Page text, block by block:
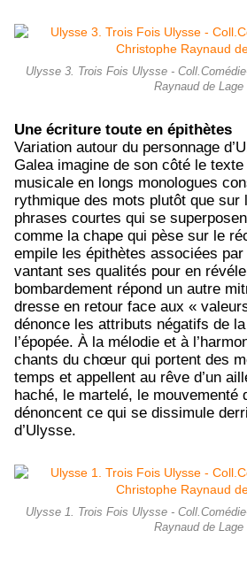
Ulysse 3. Trois Fois Ulysse -
Raynaud de Lage
Une écriture toute en épithètes
Variation autour du personnage
Galea imagine de son côté le
musicale en longs monologues
rythmique des mots plutôt que sur
phrases courtes qui se
comme la chape qui pèse sur le
empile les épithètes associées par
vantant ses qualités pour en
bombardement répond un autre
dresse en retour face aux «
dénonce les attributs négatifs de
l’épopée. À la mélodie et à
chants du chœur qui portent des
temps et appellent au rêve d’un
haché, le martelé, le mouvementé
dénoncent ce qui se dissimule
d’Ulysse.
Ulysse 1. Trois Fois Ulysse -
Raynaud de Lage